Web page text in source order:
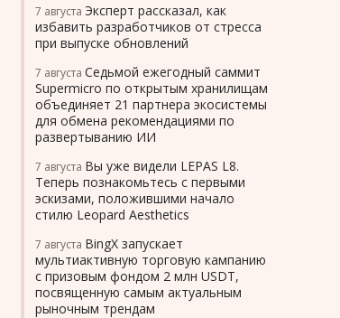
7 августа Эксперт рассказал, как
избавить разработчиков от стресса
при выпуске обновлений
7 августа Седьмой ежегодный саммит
Supermicro по открытым хранилищам
объединяет 21 партнера экосистемы
для обмена рекомендациями по
развертыванию ИИ
7 августа Вы уже видели LEPAS L8.
Теперь познакомьтесь с первыми
эскизами, положившими начало
стилю Leopard Aesthetics
7 августа BingX запускает
мультиактивную торговую кампанию
с призовым фондом 2 млн USDT,
посвященную самым актуальным
рыночным трендам